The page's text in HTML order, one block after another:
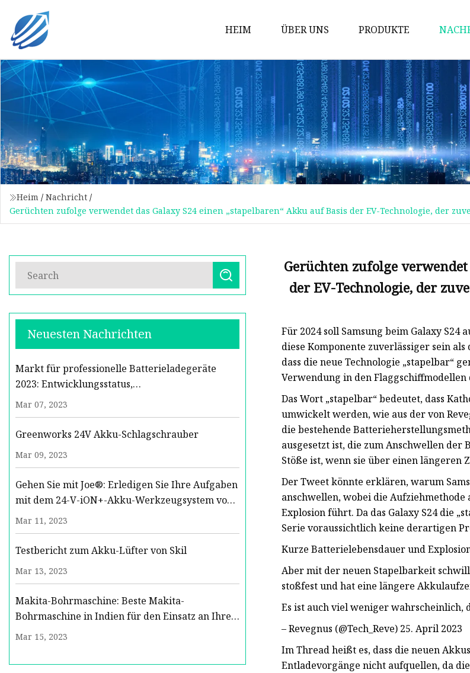
HEIM ÜBER UNS PRODUKTE
Solarenergie-
Power-Wandbatterie
Schrankbatterie
Stapelbare Batterie
Ziegelbatterie
Blei-Säure-Ersatz
24-V-Batterie
Tragbares Kraftwerk
Solarbatterie für
Batterie
Prismatische
Zylindrische Zelle
Heim / Nachricht /
Gerüchten zufolge verwendet das Galaxy S24 einen „stapelbaren“ Akku auf Basis der EV-Technologie, der
Neuesten Nachrichten
Markt für professionelle Batterieladegeräte
2023: Entwicklungsstatus,
Wettbewerbslandschaft und Wachstum nach
Prognose 2029 mit
Mar 07, 2023
Greenworks 24V Akku-Schlagschrauber
Mar 09, 2023
Gehen Sie mit Joe®: Erledigen Sie Ihre Aufgaben
mit dem 24-V-iON+-Akku-Werkzeugsystem von
Sun Joe®
Mar 11, 2023
Testbericht zum Akku-Lüfter von Skil
Mar 13, 2023
Makita-Bohrmaschine: Beste Makita-
Bohrmaschine in Indien für den Einsatz an Ihren
Wänden
Mar 15, 2023
Gerüchten zufolge
der EV-Technologie, der
Für 2024 soll Samsung beim Galaxy
diese Komponente zuverlässiger sein
dass die neue Technologie „stapelbar“
Verwendung in den Flaggschiffmodellen
Das Wort „stapelbar“ bedeutet, dass
umwickelt werden, wie aus der von
die bestehende
ausgesetzt ist, die zum Anschwellen
Stöße ist, wenn sie über einen
Der Tweet könnte erklären, warum
anschwellen, wobei die
Explosion führt. Da das Galaxy S24 die
Serie voraussichtlich keine derartigen
Kurze Batterielebensdauer und
Aber mit der neuen Stapelbarkeit
stoßfest und hat eine längere
Es ist auch viel weniger wahrscheinlich,
– Revegnus (@Tech_Reve) 25. April 2023
Im Thread heißt es, dass die neuen
Entladevorgänge nicht aufquellen, da